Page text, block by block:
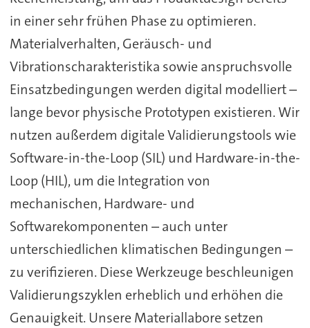
in einer sehr frühen Phase zu optimieren.
Materialverhalten, Geräusch- und
Vibrationscharakteristika sowie anspruchsvolle
Einsatzbedingungen werden digital modelliert –
lange bevor physische Prototypen existieren. Wir
nutzen außerdem digitale Validierungstools wie
Software-in-the-Loop (SIL) und Hardware-in-the-
Loop (HIL), um die Integration von
mechanischen, Hardware- und
Softwarekomponenten – auch unter
unterschiedlichen klimatischen Bedingungen –
zu verifizieren. Diese Werkzeuge beschleunigen
Validierungszyklen erheblich und erhöhen die
Genauigkeit. Unsere Materiallabore setzen